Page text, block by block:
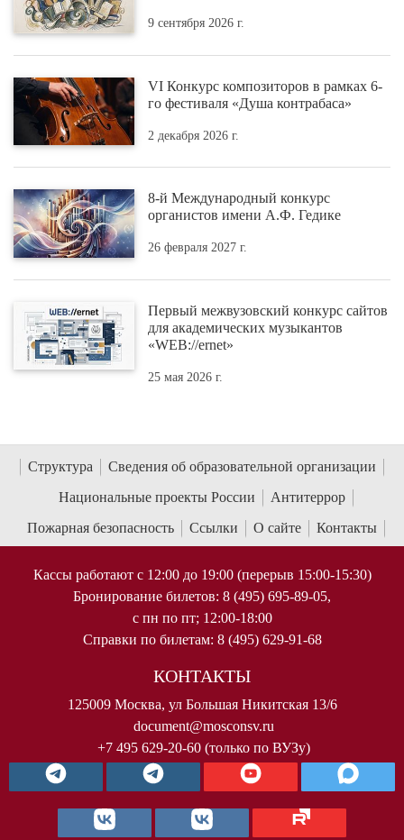
9 сентября 2026 г.
VI Конкурс композиторов в рамках 6-
го фестиваля «Душа контрабаса»
2 декабря 2026 г.
8-й Международный конкурс
органистов имени А.Ф. Гедике
26 февраля 2027 г.
Первый межвузовский конкурс сайтов
для академических музыкантов
«WEB://ernet»
25 мая 2026 г.
Структура
Сведения об образовательной организации
Национальные проекты России
Антитеррор
Пожарная безопасность
Ссылки О сайте Контакты
Кассы работают с 12:00 до 19:00 (перерыв 15:00-15:30)
Бронирование билетов: 8 (495) 695-89-05,
с пн по пт; 12:00-18:00
Справки по билетам: 8 (495) 629-91-68
КОНТАКТЫ
125009 Москва, ул Большая Никитская 13/6
document@mosconsv.ru
+7 495 629-20-60 (только по ВУЗу)